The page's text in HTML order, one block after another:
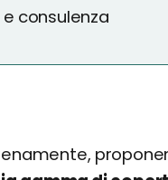
consulenza